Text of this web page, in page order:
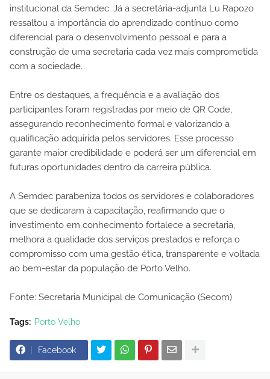
institucional da Semdec. Já a secretária-adjunta Lu Rapozo
ressaltou a importância do aprendizado contínuo como
diferencial para o desenvolvimento pessoal e para a
construção de uma secretaria cada vez mais comprometida
com a sociedade.
Entre os destaques, a frequência e a avaliação dos
participantes foram registradas por meio de QR Code,
assegurando reconhecimento formal e valorizando a
qualificação adquirida pelos servidores. Esse processo
garante maior credibilidade e poderá ser um diferencial em
futuras oportunidades dentro da carreira pública.
A Semdec parabeniza todos os servidores e colaboradores
que se dedicaram à capacitação, reafirmando que o
investimento em conhecimento fortalece a secretaria,
melhora a qualidade dos serviços prestados e reforça o
compromisso com uma gestão ética, transparente e voltada
ao bem-estar da população de Porto Velho.
Fonte: Secretaria Municipal de Comunicação (Secom)
Tags: Porto Velho
Facebook